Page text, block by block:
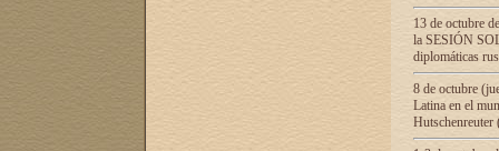
13 de octubre
la SESIÓN
diplomáticas
8 de octubre
Latina en el